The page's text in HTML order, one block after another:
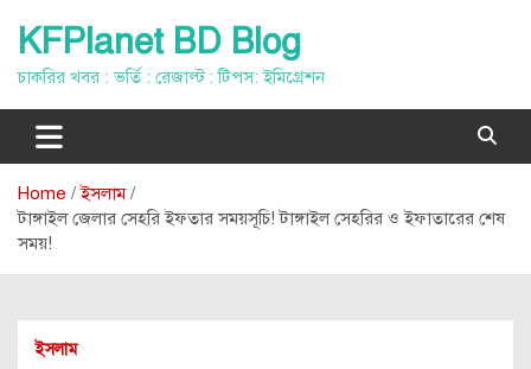
content
KFPlanet BD Blog
চাকরির খবর : ভর্তি : রেজাল্ট : টিপস: ইমিগ্রেশন
Home
ইসলাম
টাঙ্গাইল জেলার সেহরি ইফতার সময়সূচি! টাঙ্গাইল সেহরির ও ইফাতারের শেষ
সময়!
ইসলাম